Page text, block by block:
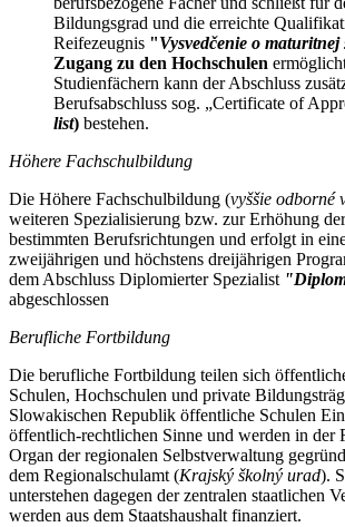
Bildungsgrad und die erreichte
Reifezeugnis "Vysvedčenie o maturitnej
Zugang zu den Hochschulen
Studienfächern kann der Abschluss
Berufsabschluss sog. „Certificate of
list) bestehen.
Höhere Fachschulbildung
Die Höhere Fachschulbildung (vyššie odborné
weiteren Spezialisierung bzw. zur Erhöhung
bestimmten Berufsrichtungen und erfolgt in
zweijährigen und höchstens dreijährigen
dem Abschluss Diplomierter Spezialist
abgeschlossen
Berufliche Fortbildung
Die berufliche Fortbildung teilen sich
Schulen, Hochschulen und private
Slowakischen Republik öffentliche Schulen
öffentlich-rechtlichen Sinne und werden in der
Organ der regionalen Selbstverwaltung
dem Regionalschulamt (Krajský školný urad).
unterstehen dagegen der zentralen staatlichen
werden aus dem Staatshaushalt finanziert.